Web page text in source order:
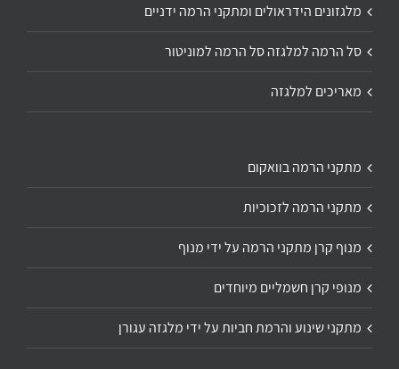
מלגזונים הידראולים ומתקני הרמה ידניים
סל הרמה למלגזה סל הרמה למוניטור
מאריכים למלגזה
מתקני הרמה בוואקום
מתקני הרמה לזכוכיות
מנוף קרן מתקני הרמה על ידי מנוף
מנופי קרן חשמליים מיוחדים
מתקני שינוע והרמת חביות על ידי מלגזה עגורן